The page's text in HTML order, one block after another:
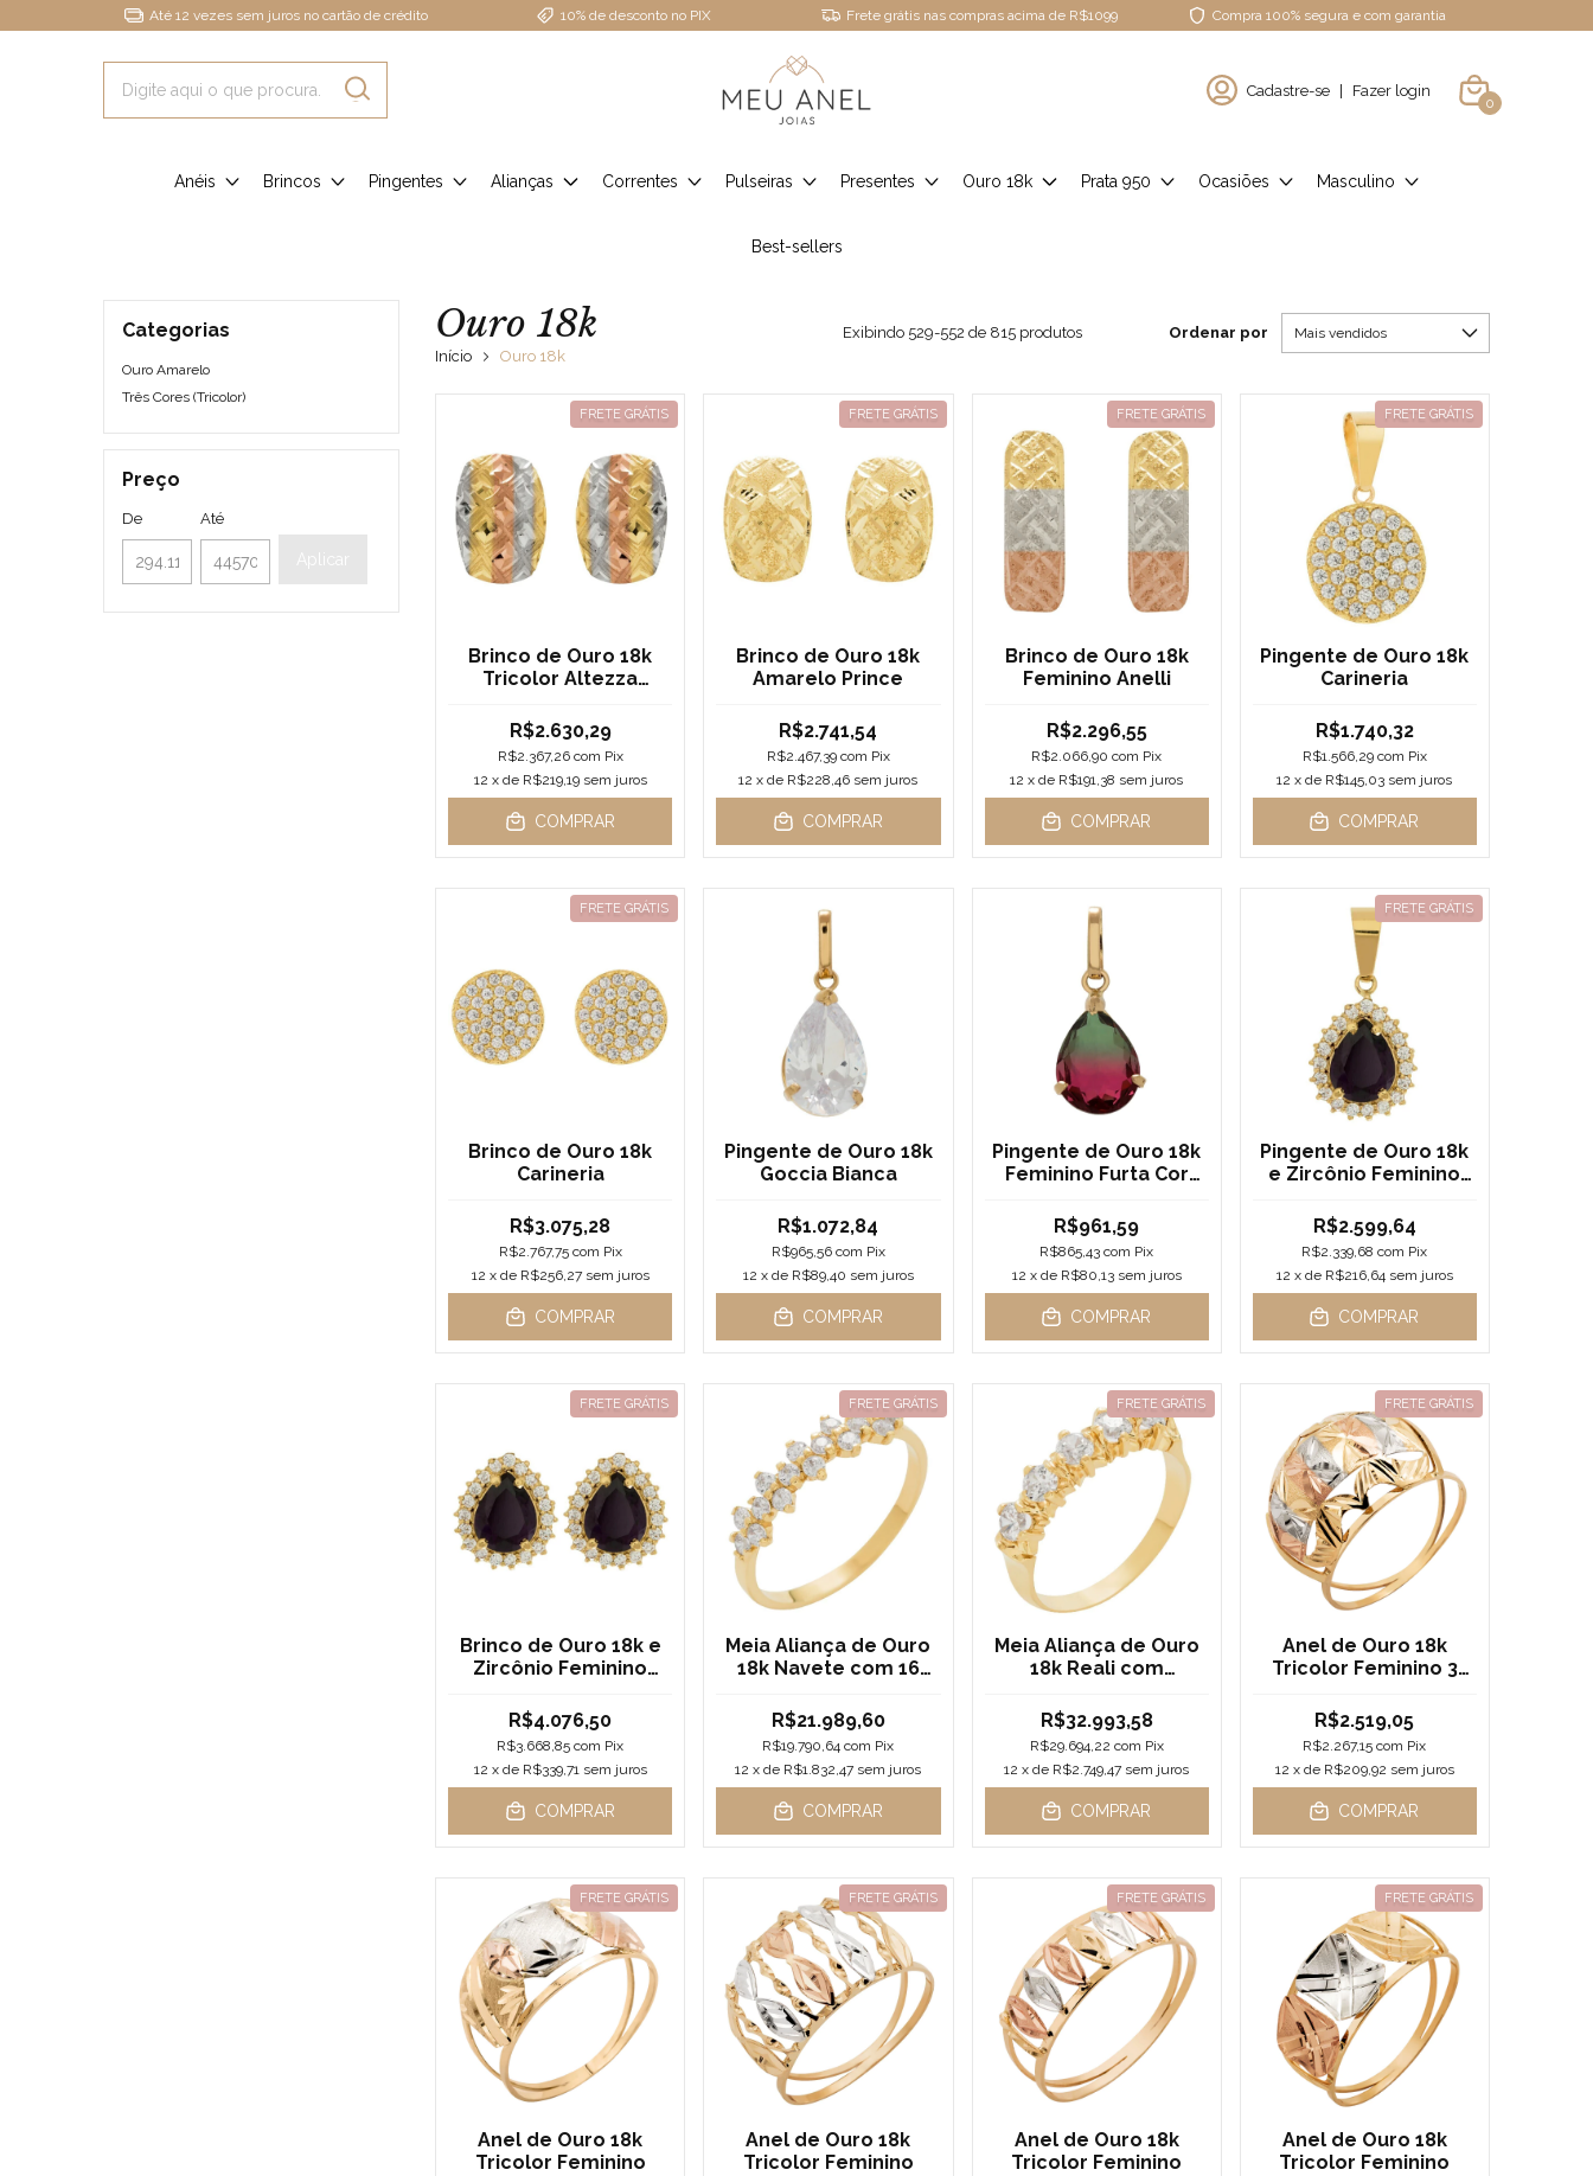
Até 12 vezes sem juros no cartão de crédito 10% de desconto no PIX Frete grátis nas compras acima de R$1099 Compra 100% segura e com garantia
Cadastre-se | Fazer login
0
Anéis Brincos Pingentes Alianças Correntes Pulseiras Presentes Ouro 18k Prata 950 Ocasiões Masculino
Best-sellers
Categorias
Ouro Amarelo
Três Cores (Tricolor)
Preço
De Até
Aplicar
Ouro 18k
Início Ouro 18k
Exibindo 529-552 de 815 produtos Ordenar por
FRETE GRÁTIS
Brinco de Ouro 18k
Tricolor Altezza
R$2.630,29
R$2.367,26 com Pix
12 x de R$219,19 sem juros
COMPRAR
FRETE GRÁTIS
Brinco de Ouro 18k
Amarelo Prince
R$2.741,54
R$2.467,39 com Pix
12 x de R$228,46 sem juros
COMPRAR
FRETE GRÁTIS
Brinco de Ouro 18k
Feminino Anelli
R$2.296,55
R$2.066,90com Pix
12 x de R$191,38 sem juros
COMPRAR
FRETE GRÁTIS
Pingente de Ouro 18k
Carineria
R$1.740,32
R$1.566,29 com Pix
12 x de R$145,03 sem juros
COMPRAR
FRETE GRÁTIS
Brinco de Ouro 18k
Carineria
R$3.075,28
R$2.767,75 com Pix
12 x de R$256,27 sem juros
COMPRAR
Pingente de Ouro 18k
Goccia Bianca
R$1.072,84
R$965,56 com Pix
12 x de R$89,40 sem juros
COMPRAR
Pingente de Ouro 18k
Feminino Furta Cor
R$961,59
R$865,43com Pix
12 x de R$80,13 sem juros
COMPRAR
FRETE GRÁTIS
Pingente de Ouro 18k
e Zircônio Feminino
R$2.599,64
R$2.339,68com Pix
12 x de R$216,64 sem juros
COMPRAR
FRETE GRÁTIS
Brinco de Ouro 18k e
Zircônio Feminino
R$4.076,50
R$3.668,85com Pix
12 x de R$339,71 sem juros
COMPRAR
FRETE GRÁTIS
Meia Aliança de Ouro
18k Navete com 16
R$21.989,60
R$19.790,64com Pix
12 x de R$1.832,47 sem juros
COMPRAR
FRETE GRÁTIS
Meia Aliança de Ouro
18k Reali com
R$32.993,58
R$29.694,22 com Pix
12 x de R$2.749,47 sem juros
COMPRAR
FRETE GRÁTIS
Anel de Ouro 18k
Tricolor Feminino 3
R$2.519,05
R$2.267,15com Pix
12 x de R$209,92 sem juros
COMPRAR
FRETE GRÁTIS
Anel de Ouro 18k
Tricolor Feminino
FRETE GRÁTIS
Anel de Ouro 18k
Tricolor Feminino
FRETE GRÁTIS
Anel de Ouro 18k
Tricolor Feminino
FRETE GRÁTIS
Anel de Ouro 18k
Tricolor Feminino